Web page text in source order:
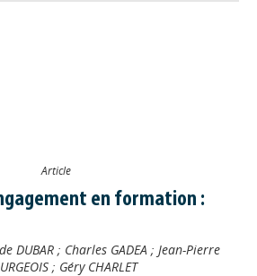
Article
en formation :
DUBAR ; Charles GADEA ; Jean-Pierre
; Géry CHARLET